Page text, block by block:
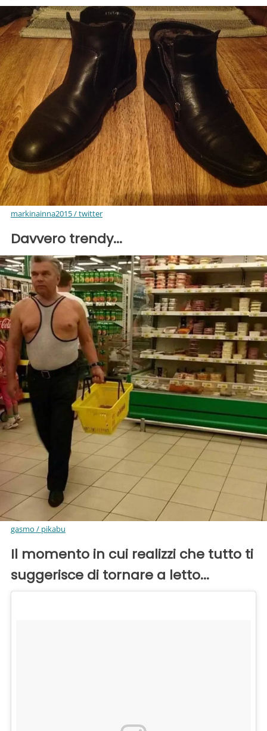
markinainna2015 / twitter
Davvero trendy...
gasmo / pikabu
Il momento in cui realizzi che tutto ti
suggerisce di tornare a letto...